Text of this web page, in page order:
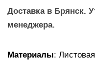
Доставка в Брянск.
менеджера.
Материалы: